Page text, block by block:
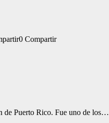
Compartir
de Puerto Rico. Fue uno de los…